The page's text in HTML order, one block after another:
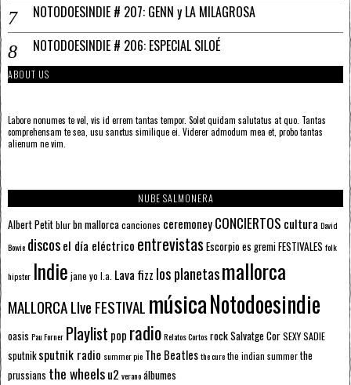
NOTODOESINDIE # 207: GENN y LA MILAGROSA
NOTODOESINDIE # 206: ESPECIAL SILOÉ
ABOUT US
Labore nonumes te vel, vis id errem tantas tempor. Solet quidam salutatus at quo. Tantas
comprehensam te sea, usu sanctus similique ei. Viderer admodum mea et, probo tantas
alienum ne vim.
NUBE SALMONERA
Albert Petitblurbn mallorcacanciones ceremoneyCONCIERTOS cultura David
Bowie discosel día eléctrico entrevistas Escorpioes gremiFESTIVALES folk
hipster Indie jane yo l.a. Lava fizz los planetasmallorca
MALLORCA LIve FESTIVAL músicaNotodoesindie
oasis Pau Forner Playlist pop radioRelatos CortosrockSalvatge CorSEXY SADIE
sputnik sputnik radio summer pie The Beatlesthe curethe indian summerthe
prussians the wheelsu2 veranoálbumes